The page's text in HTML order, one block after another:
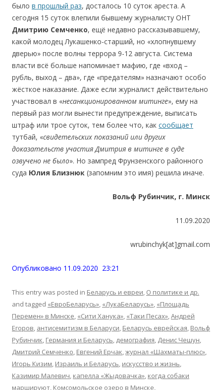
было в прошлый раз, досталось 10 суток ареста. А
сегодня 15 суток влепили бывшему журналисту ОНТ
Дмитрию Семченко, ещё недавно рассказывавшему,
какой молодец Лукашенко-старший, но «хлопнувшему
дверью» после волны террора 9-12 августа. Система
власти всё больше напоминает мафию, где «вход –
рубль, выход – два», где «предателям» назначают особо
жёсткое наказание. Даже если журналист действительно
участвовал в «несанкционированном митинге», ему на
первый раз могли вынести предупреждение, выписать
штраф или трое суток, тем более что, как сообщает
тутбай, «свидетельских показаний или других
доказательств участия Дмитрия в митинге в суде
озвучено не было». Но зампред Фрунзенского районного
суда Юлия Близнюк (запомним это имя) решила иначе.
Вольф Рубинчик, г. Минск
11.09.2020
wrubinchyk[at]gmail.com
Опубликовано 11.09.2020 23:21
This entry was posted in Беларусь и евреи, О политике и др.
and tagged «ЕвроБеларусь», «ЛукаБеларусь», «Площадь
Перемен» в Минске, «Сити Ханука», «Таки Песах»,Андрей
Егоров, антисемитизм в Беларуси, Беларусь еврейская, Вольф
Рубинчик, Германия и Беларусь, демография, Денис Чешун,
Дмитрий Семченко, Евгений Ерчак,журнал «Шахматы-плюс»,
Игорь Кизим, Израиль и Беларусь, искусство и жизнь,
Казимир Малевич, капелла «Жыдовачка», когда собаки
маршируют, Комсомольское озеро в Минске,